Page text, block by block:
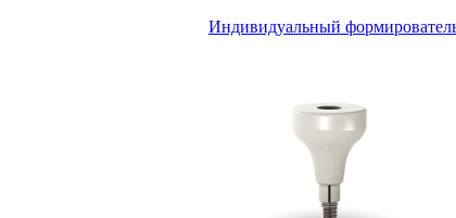
Индивидуальный